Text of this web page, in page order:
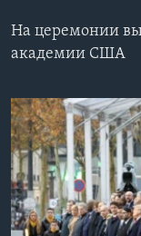
НЬЮ-ЙОРК NEW
ТЕСТЫ
УЧИМ
ВИДЕО
Learning English
СОЦИАЛЬНЫЕ СЕТИ
На церемонии
академии США